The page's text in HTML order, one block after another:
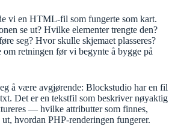
vi en HTML-fil som fungerte som kart.
se ut? Hvilke elementer trengte den?
seg? Hvor skulle skjemaet plasseres?
retningen før vi begynte å bygge på
å være avgjørende: Blockstudio har en fil
Det er en tekstfil som beskriver nøyaktig
— hvilke attributter som finnes,
hvordan PHP-renderingen fungerer.